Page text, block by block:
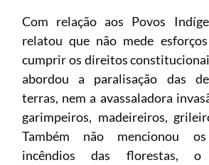
Com relação aos Povos
relatou que não mede
cumprir os direitos
abordou a paralisação das
terras, nem a avassaladora
garimpeiros, madeireiros,
Também não mencionou
incêndios das florestas,